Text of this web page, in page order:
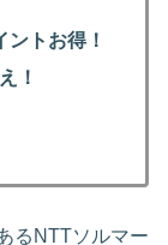
トお得！
！
るNTTソルマー